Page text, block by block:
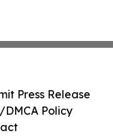
Press Release
Policy